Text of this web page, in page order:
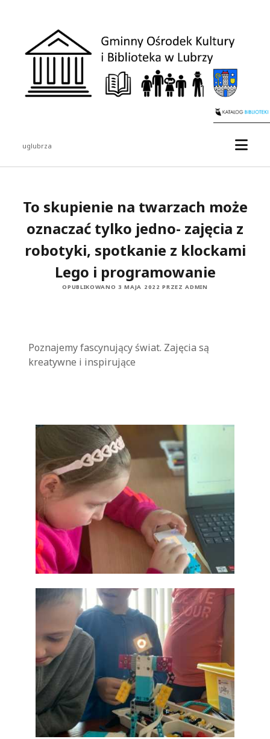
uglubrza
To skupienie na twarzach może
oznaczać tylko jedno- zajęcia z
robotyki, spotkanie z klockami
Lego i programowanie
OPUBLIKOWANO 3 MAJA 2022 PRZEZ ADMIN
Poznajemy fascynujący świat. Zajęcia są
kreatywne i inspirujące